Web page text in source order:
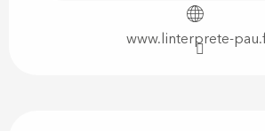
www.linterprete-